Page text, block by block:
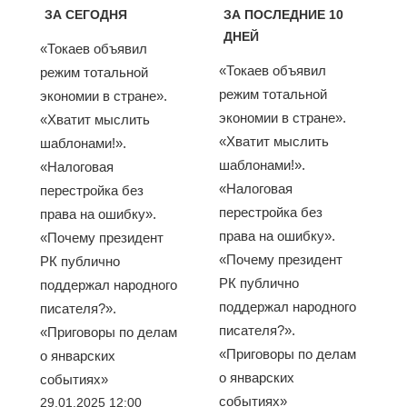
ЗА СЕГОДНЯ
«Токаев объявил
режим тотальной
экономии в стране».
«Хватит мыслить
шаблонами!».
«Налоговая
перестройка без
права на ошибку».
«Почему президент
РК публично
поддержал народного
писателя?».
«Приговоры по делам
о январских
событиях»
29.01.2025 12:00
ЗА ПОСЛЕДНИЕ 10
ДНЕЙ
«Токаев объявил
режим тотальной
экономии в стране».
«Хватит мыслить
шаблонами!».
«Налоговая
перестройка без
права на ошибку».
«Почему президент
РК публично
поддержал народного
писателя?».
«Приговоры по делам
о январских
событиях»